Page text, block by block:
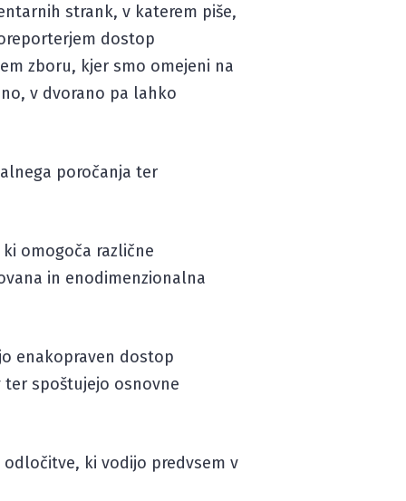
strank, v katerem piše,
dostop
zboru, kjer smo omejeni na
v dvorano pa lahko
poročanja ter
omogoča različne
in enodimenzionalna
enakopraven dostop
spoštujejo osnovne
ki vodijo predvsem v